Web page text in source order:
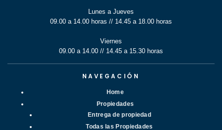
Lunes a Jueves
09.00 a 14.00 horas // 14.45 a 18.00 horas
Viernes
09.00 a 14.00 // 14.45 a 15.30 horas
NAVEGACIÓN
Home
Propiedades
Entrega de propiedad
Todas las Propiedades